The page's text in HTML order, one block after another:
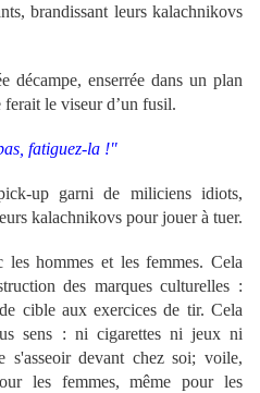
brandissant leurs kalachnikovs
décampe, enserrée dans un plan
le viseur d’un fusil.
fatiguez-la !"
up garni de miliciens idiots,
kalachnikovs pour jouer à tuer.
hommes et les femmes. Cela
des marques culturelles :
cible aux exercices de tir. Cela
sens : ni cigarettes ni jeux ni
devant chez soi; voile,
les femmes, même pour les